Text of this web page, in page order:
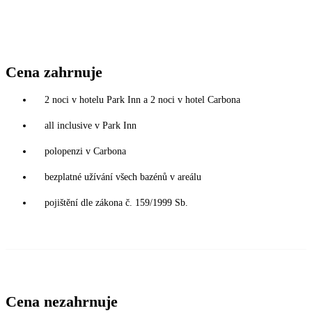
Cena zahrnuje
2 noci v hotelu Park Inn a 2 noci v hotel Carbona
all inclusive v Park Inn
polopenzi v Carbona
bezplatné užívání všech bazénů v areálu
pojištění dle zákona č. 159/1999 Sb.
Cena nezahrnuje